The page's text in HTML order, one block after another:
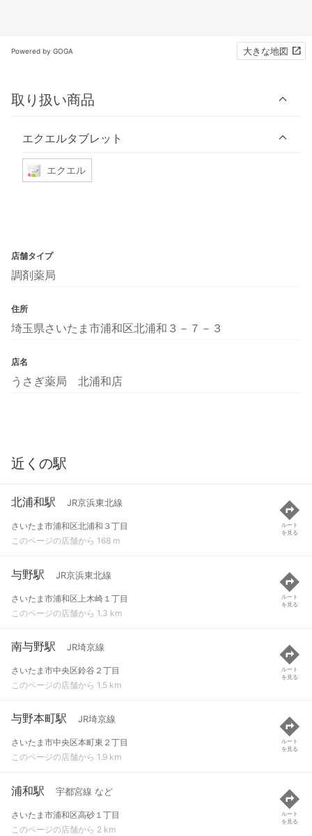
Powered by GOGA 大きな地図
取り扱い商品
エクエルタブレット
エクエル
店舗タイプ
調剤薬局
住所
埼玉県さいたま市浦和区北浦和３－７－３
店名
うさぎ薬局 北浦和店
近くの駅
北浦和駅 JR京浜東北線
さいたま市浦和区北浦和３丁目
このページの店舗から 168 m
ルート
を見る
与野駅 JR京浜東北線
さいたま市浦和区上木崎１丁目
このページの店舗から 1.3 km
ルート
を見る
南与野駅 JR埼京線
さいたま市中央区鈴谷２丁目
このページの店舗から 1.5 km
ルート
を見る
与野本町駅 JR埼京線
さいたま市中央区本町東２丁目
このページの店舗から 1.9 km
ルート
を見る
浦和駅 宇都宮線 など
さいたま市浦和区高砂１丁目
このページの店舗から 2 km
ルート
を見る